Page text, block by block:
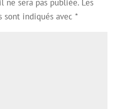
ne sera pas publiée. Les
sont indiqués avec *